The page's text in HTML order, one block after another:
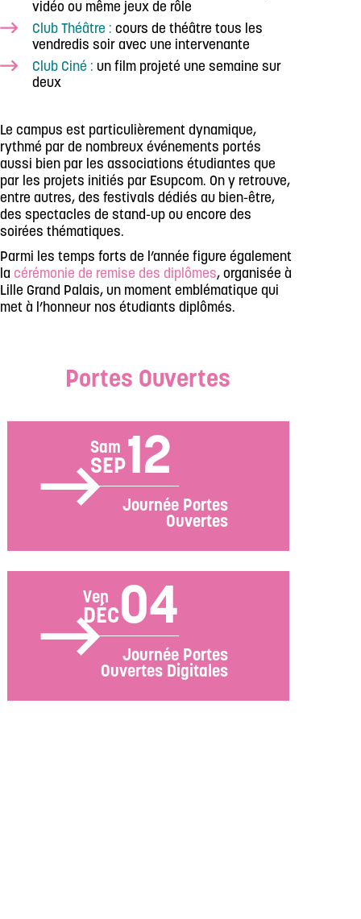
vidéo ou même jeux de rôle
Club Théâtre : cours de théâtre tous les
vendredis soir avec une intervenante
Club Ciné : un film projeté une semaine sur
deux
Le campus est particulièrement dynamique,
rythmé par de nombreux événements portés
aussi bien par les associations étudiantes que
par les projets initiés par Esupcom. On y retrouve,
entre autres, des festivals dédiés au bien-être,
des spectacles de stand-up ou encore des
soirées thématiques.
Parmi les temps forts de l’année figure également
la cérémonie de remise des diplômes, organisée à
Lille Grand Palais, un moment emblématique qui
met à l’honneur nos étudiants diplômés.
Portes Ouvertes
Sam
SEP12
Journée Portes
Ouvertes
Ven
DÉC04
Journée Portes
Ouvertes Digitales